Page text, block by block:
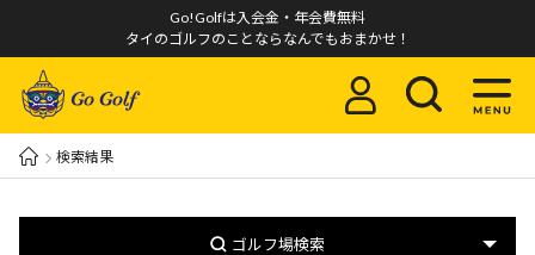
Go!Golfは入会金・年会費無料
タイのゴルフのことならなんでもおまかせ！
検索結果
ゴルフ場検索